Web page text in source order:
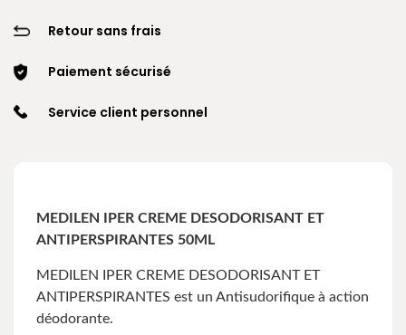
Retour sans frais
Paiement sécurisé
Service client personnel
MEDILEN IPER CREME DESODORISANT ET
ANTIPERSPIRANTES 50ML
MEDILEN IPER CREME DESODORISANT ET
ANTIPERSPIRANTES est un Antisudorifique à action
déodorante.